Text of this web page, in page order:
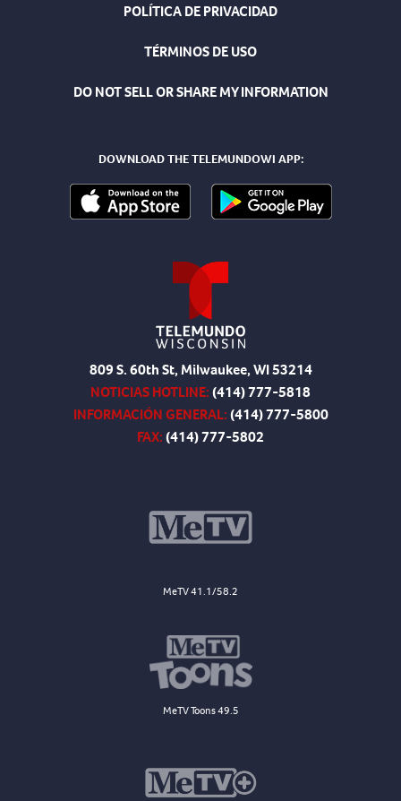
POLÍTICA DE PRIVACIDAD
TÉRMINOS DE USO
DO NOT SELL OR SHARE MY INFORMATION
DOWNLOAD THE TELEMUNDOWI APP:
809 S. 60th St, Milwaukee, WI 53214
NOTICIAS HOTLINE:(414) 777-5818
INFORMACIÓN GENERAL:(414) 777-5800
FAX:(414) 777-5802
MeTV 41.1/58.2
MeTV Toons 49.5